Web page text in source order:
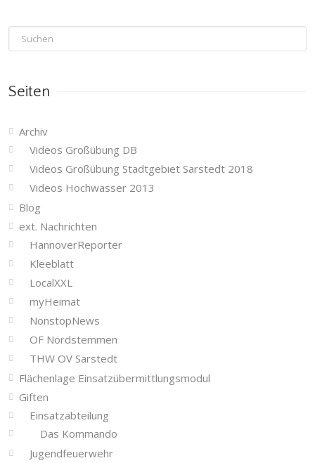
Seiten
Archiv
Videos Großübung DB
Videos Großübung Stadtgebiet Sarstedt 2018
Videos Hochwasser 2013
Blog
ext. Nachrichten
HannoverReporter
Kleeblatt
LocalXXL
myHeimat
NonstopNews
OF Nordstemmen
THW OV Sarstedt
Flächenlage Einsatzübermittlungsmodul
Giften
Einsatzabteilung
Das Kommando
Jugendfeuerwehr